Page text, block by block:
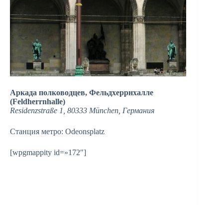
Аркада полководцев, Фельдхеррнхалле
(Feldherrnhalle)
Residenzstraße 1, 80333 München, Германия
Станция метро: Odeonsplatz
[wpgmappity id=»172″]